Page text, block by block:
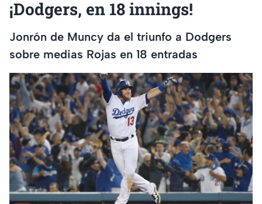
¡Dodgers, en 18 innings!
Jonrón de Muncy da el triunfo a Dodgers
sobre medias Rojas en 18 entradas